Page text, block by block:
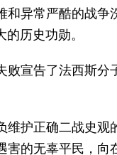
和异常严酷的战
历史功勋。
败宣告了法西斯
维护正确二战史
害的无辜平民，